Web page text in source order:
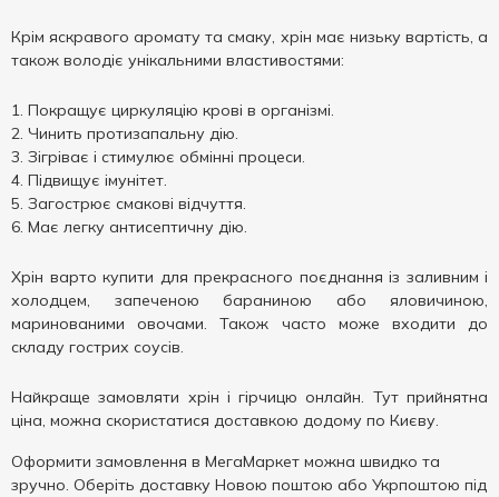
Крім яскравого аромату та смаку, хрін має низьку вартість, а
також володіє унікальними властивостями:
Покращує циркуляцію крові в організмі.
Чинить протизапальну дію.
Зігріває і стимулює обмінні процеси.
Підвищує імунітет.
Загострює смакові відчуття.
Має легку антисептичну дію.
Хрін варто купити для прекрасного поєднання із заливним і
холодцем, запеченою бараниною або яловичиною,
маринованими овочами. Також часто може входити до
складу гострих соусів.
Найкраще замовляти хрін і гірчицю онлайн. Тут прийнятна
ціна, можна скористатися доставкою додому по Києву.
Оформити замовлення в МегаМаркет можна швидко та
зручно. Оберіть доставку Новою поштою або Укрпоштою під